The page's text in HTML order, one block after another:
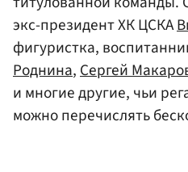
экс-президент ХК ЦСКА
фигуристка,
Роднина, Сергей
и многие другие, чьи
можно перечислять